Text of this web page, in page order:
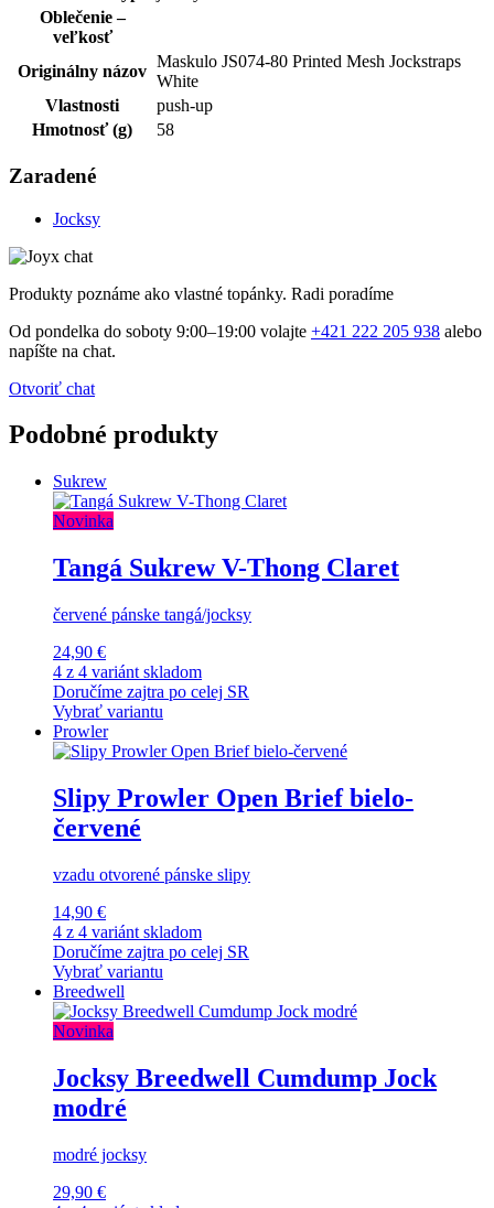
Oblečenie –
veľkosť
Originálny názov
Maskulo JS074-80 Printed Mesh Jockstraps
White
Vlastnosti
push-up
Hmotnosť (g)
58
Zaradené
Jocksy
Produkty poznáme ako vlastné topánky. Radi poradíme
Od pondelka do soboty 9:00–19:00 volajte +421 222 205 938 alebo
napíšte na chat.
Otvoriť chat
Podobné produkty
Sukrew
Novinka
Tangá Sukrew V-Thong Claret
červené pánske tangá/jocksy
24,90 €
4 z 4 variánt skladom
Doručíme zajtra po celej SR
Vybrať variantu
Prowler
Slipy Prowler Open Brief bielo-
červené
vzadu otvorené pánske slipy
14,90 €
4 z 4 variánt skladom
Doručíme zajtra po celej SR
Vybrať variantu
Breedwell
Novinka
Jocksy Breedwell Cumdump Jock
modré
modré jocksy
29,90 €